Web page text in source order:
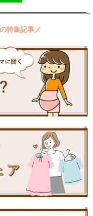
特集記事／